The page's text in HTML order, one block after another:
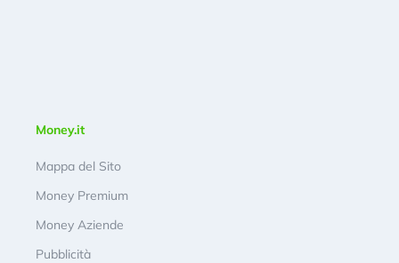
Money.it
Mappa del Sito
Money Premium
Money Aziende
Pubblicità